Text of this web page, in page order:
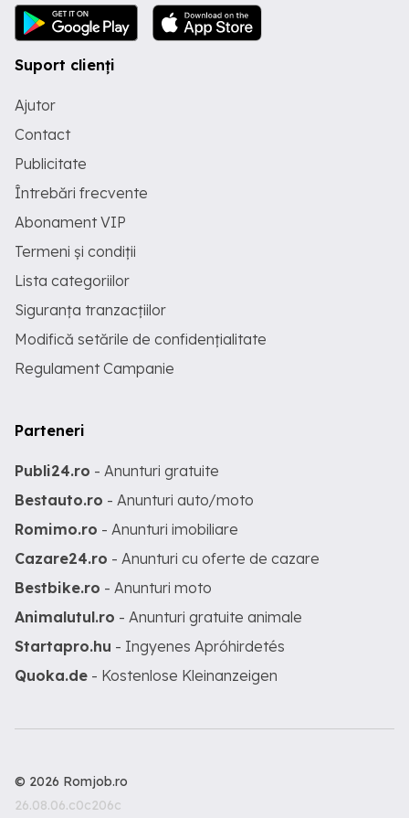
Suport clienți
Ajutor
Contact
Publicitate
Întrebări frecvente
Abonament VIP
Termeni și condiții
Lista categoriilor
Siguranța tranzacțiilor
Modifică setările de confidențialitate
Regulament Campanie
Parteneri
Publi24.ro - Anunturi gratuite
Bestauto.ro - Anunturi auto/moto
Romimo.ro - Anunturi imobiliare
Cazare24.ro - Anunturi cu oferte de cazare
Bestbike.ro - Anunturi moto
Animalutul.ro - Anunturi gratuite animale
Startapro.hu - Ingyenes Apróhirdetés
Quoka.de - Kostenlose Kleinanzeigen
© 2026 Romjob.ro
26.08.06.c0c206c